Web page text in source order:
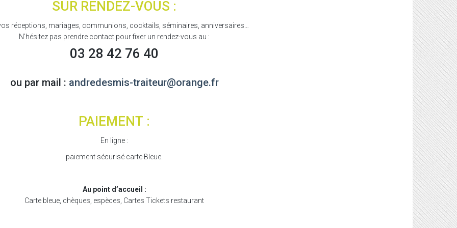
SUR RENDEZ-VOUS :
réceptions, mariages, communions, cocktails, séminaires, anniversaires…
N’hésitez pas prendre contact pour fixer un rendez-vous au :
03 28 42 76 40
ou par mail : andredesmis-traiteur@orange.fr
PAIEMENT :
En ligne :
paiement sécurisé carte Bleue.
Au point d’accueil :
Carte bleue, chèques, espèces, Cartes Tickets restaurant